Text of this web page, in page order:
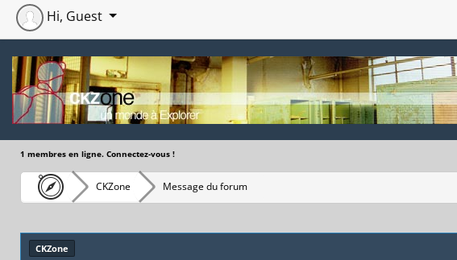
Hi, Guest
1 membres en ligne. Connectez-vous !
CKZone Message du forum
CKZone